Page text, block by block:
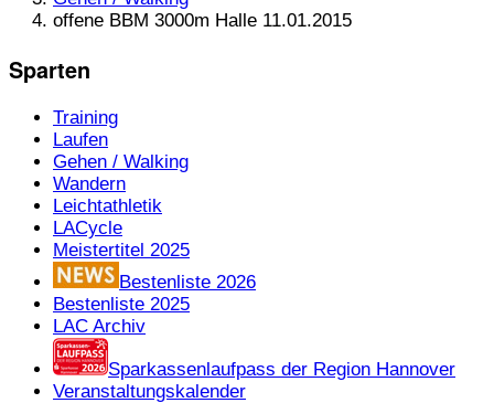
offene BBM 3000m Halle 11.01.2015
Sparten
Training
Laufen
Gehen / Walking
Wandern
Leichtathletik
LACycle
Meistertitel 2025
Bestenliste 2026
Bestenliste 2025
LAC Archiv
Sparkassenlaufpass der Region Hannover
Veranstaltungskalender